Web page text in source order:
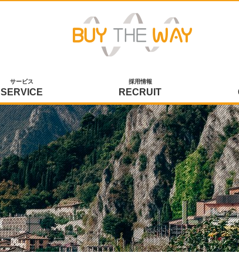
サービス
SERVICE
採用情報
RECRUIT